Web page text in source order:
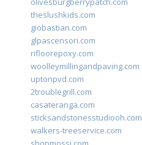
theslushkids.com
giobastian.com
glpascensori.com
rifloorepoxy.com
woolleymillingandpaving.com
uptonpvd.com
2troublegrill.com
casateranga.com
sticksandstonesstudiooh.com
walkers-treeservice.com